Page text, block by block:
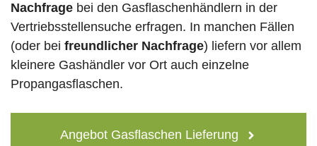
Nachfrage bei den Gasflaschenhändlern in der
Vertriebsstellensuche erfragen. In manchen Fällen
(oder bei freundlicher Nachfrage) liefern vor allem
kleinere Gashändler vor Ort auch einzelne
Propangasflaschen.
Angebot Gasflaschen Lieferung